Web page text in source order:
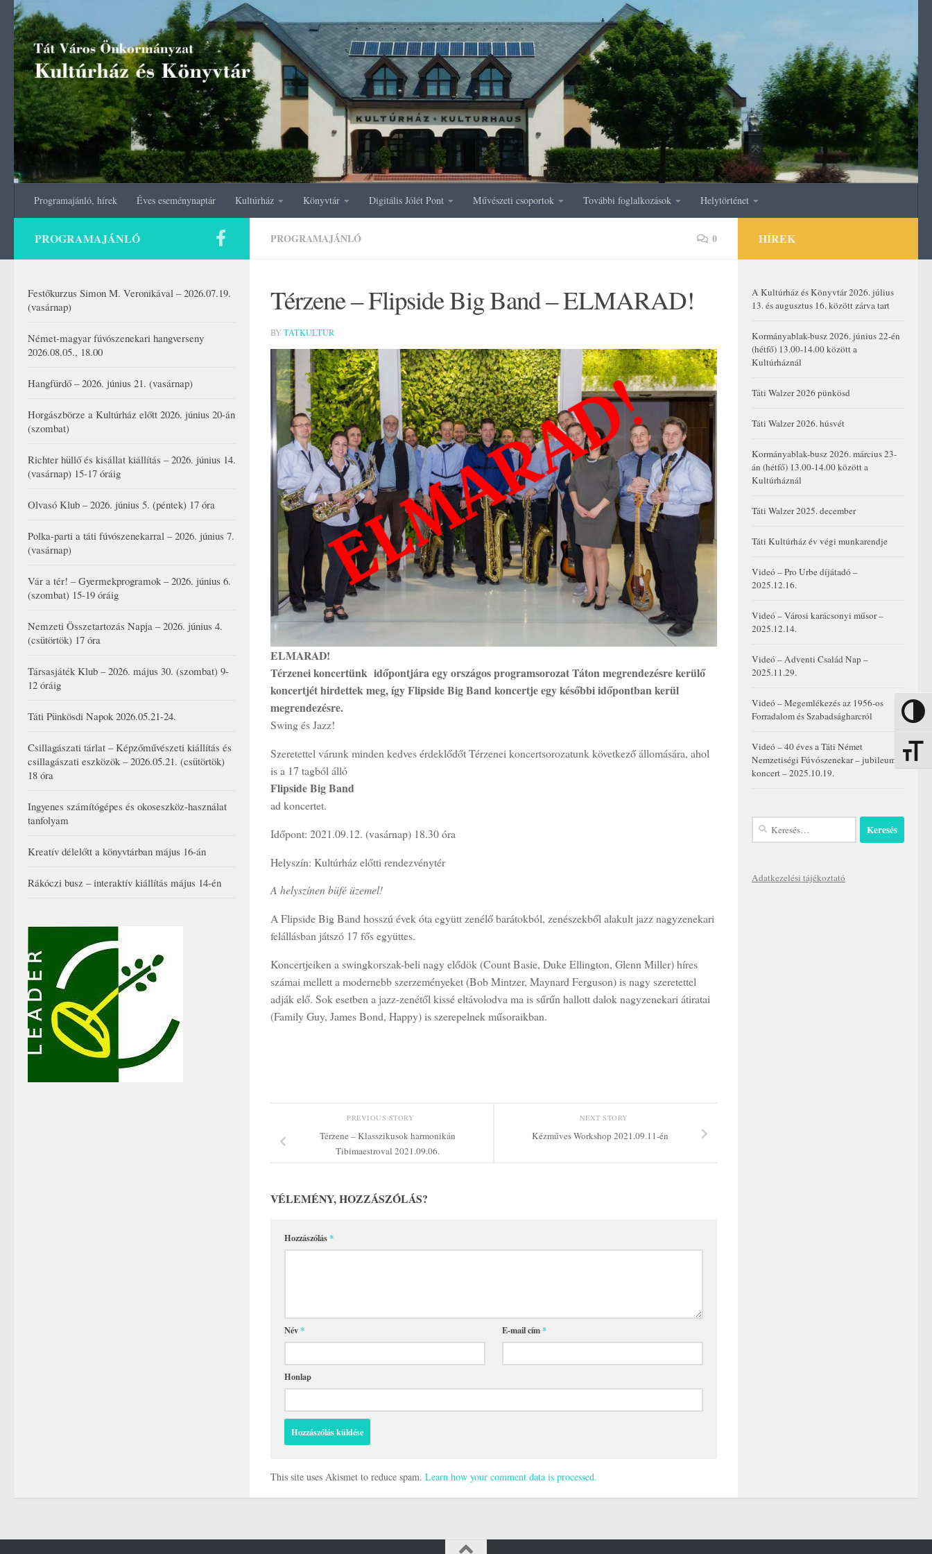
Nagy
Skip to content
Programajánló, hírek Éves eseménynaptár Kultúrház Könyvtár Digitális Jólét Pont Művészeti csoportok További foglalkozások Helytörténet
PROGRAMAJÁNLÓ 0
Térzene – Flipside Big Band – ELMARAD!
BY TATKULTUR
ELMARAD!
Térzenei koncertünk időpontjára egy országos programsorozat Táton megrendezésre kerülő
koncertjét hirdettek meg, így Flipside Big Band koncertje egy későbbi időpontban kerül
megrendezésre.
Swing és Jazz!
Szeretettel várunk minden kedves érdeklődőt Térzenei koncertsorozatunk következő állomására, ahol
is a 17 tagból álló
Flipside Big Band
ad koncertet.
Időpont: 2021.09.12. (vasárnap) 18.30 óra
Helyszín: Kultúrház előtti rendezvénytér
A helyszínen büfé üzemel!
A Flipside Big Band hosszú évek óta együtt zenélő barátokból, zenészekből alakult jazz nagyzenekari
felállásban játszó 17 fős együttes.
Koncertjeiken a swingkorszak-beli nagy elődök (Count Basie, Duke Ellington, Glenn Miller) híres
számai mellett a modernebb szerzeményeket (Bob Mintzer, Maynard Ferguson) is nagy szeretettel
adják elő. Sok esetben a jazz-zenétől kissé eltávolodva ma is sűrűn hallott dalok nagyzenekari átiratai
(Family Guy, James Bond, Happy) is szerepelnek műsoraikban.
NEXT STORY
Kézműves Workshop 2021.09.11-én
PREVIOUS STORY
Térzene – Klasszikusok harmonikán
Tibimaestroval 2021.09.06.
VÉLEMÉNY, HOZZÁSZÓLÁS?
Hozzászólás*
Név* E-mail cím*
Honlap
This site uses Akismet to reduce spam. Learn how your comment data is processed.
PROGRAMAJÁNLÓ
Festőkurzus Simon M. Veronikával – 2026.07.19.
(vasárnap)
Német-magyar fúvószenekari hangverseny
2026.08.05., 18.00
Hangfürdő – 2026. június 21. (vasárnap)
Horgászbörze a Kultúrház előtt 2026. június 20-án
(szombat)
Richter hüllő és kisállat kiállítás – 2026. június 14.
(vasárnap) 15-17 óráig
Olvasó Klub – 2026. június 5. (péntek) 17 óra
Polka-parti a táti fúvószenekarral – 2026. június 7.
(vasárnap)
Vár a tér! – Gyermekprogramok – 2026. június 6.
(szombat) 15-19 óráig
Nemzeti Összetartozás Napja – 2026. június 4.
(csütörtök) 17 óra
Társasjáték Klub – 2026. május 30. (szombat) 9-
12 óráig
Táti Pünkösdi Napok 2026.05.21-24.
Csillagászati tárlat – Képzőművészeti kiállítás és
csillagászati eszközök – 2026.05.21. (csütörtök)
18 óra
Ingyenes számítógépes és okoseszköz-használat
tanfolyam
Kreatív délelőtt a könyvtárban május 16-án
Rákóczi busz – interaktív kiállítás május 14-én
HÍREK
A Kultúrház és Könyvtár 2026. július
13. és augusztus 16. között zárva tart
Kormányablak-busz 2026. június 22-én
(hétfő) 13.00-14.00 között a
Kultúrháznál
Táti Walzer 2026 pünkösd
Táti Walzer 2026. húsvét
Kormányablak-busz 2026. március 23-
án (hétfő) 13.00-14.00 között a
Kultúrháznál
Táti Walzer 2025. december
Táti Kultúrház év végi munkarendje
Videó – Pro Urbe díjátadó –
2025.12.16.
Videó – Városi karácsonyi műsor –
2025.12.14.
Videó – Adventi Család Nap –
2025.11.29.
Videó – Megemlékezés az 1956-os
Forradalom és Szabadságharcról
Videó – 40 éves a Táti Német
Nemzetiségi Fúvószenekar – jubileumi
koncert – 2025.10.19.
Keresés:
Adatkezelési tájékoztató